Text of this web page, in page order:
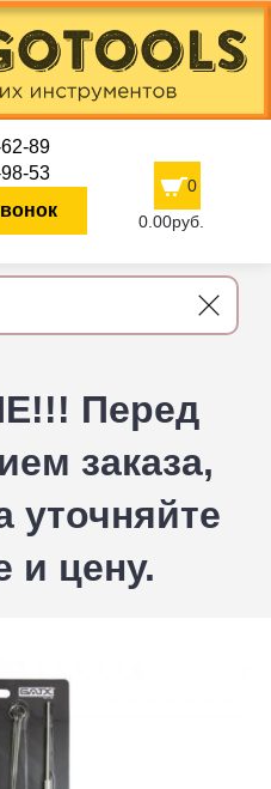
89
53
0
0.00руб.
Перед
заказа,
уточняйте
и цену.